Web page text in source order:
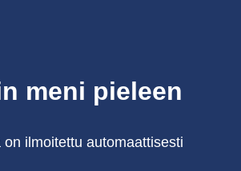
meni pieleen
on ilmoitettu automaattisesti